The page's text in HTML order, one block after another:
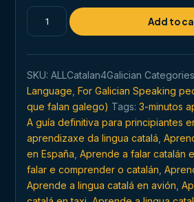
Aprende
o
calquera
momento
e
en
calquera
lugar
quantity
Add to
SKU: ALLCatalan4Galician
Language For Galician Speaking
que falan galego) Tags: 3-minutos
A guía definitiva para principiantes
aprendizaxe da lingua catalá
en España Aprende a falar catalán
falar e comprender o catalán
Aprende a lingua catalá en avión